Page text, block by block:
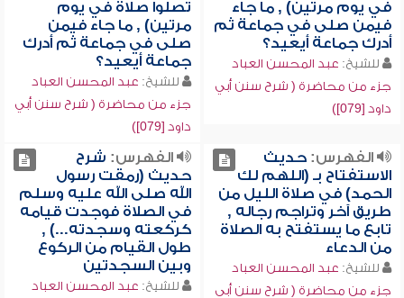
في يوم مرتين) , ما جاء
فيمن صلى في جماعة ثم
أدرك جماعة أيعيد؟
للشيخ: عبد المحسن العباد
جزء من محاضرة ( شرح سنن أبي
داود [079])
تصلوا صلاة في يوم
مرتين) , ما جاء فيمن
صلى في جماعة ثم أدرك
جماعة أيعيد؟
للشيخ: عبد المحسن العباد
جزء من محاضرة ( شرح سنن أبي
داود [079])
الفهرس:حديث
الاستفتاح بـ (اللهم لك
الحمد) في صلاة الليل من
طريق آخر وتراجم رجاله ,
تابع ما يستفتح به الصلاة
من الدعاء
للشيخ: عبد المحسن العباد
جزء من محاضرة ( شرح سنن أبي
الفهرس: شرح
حديث (رمقت رسول
الله صلى الله عليه وسلم
في الصلاة فوجدت قيامه
كركعته وسجدته...) ,
طول القيام من الركوع
وبين السجدتين
للشيخ: عبد المحسن العباد